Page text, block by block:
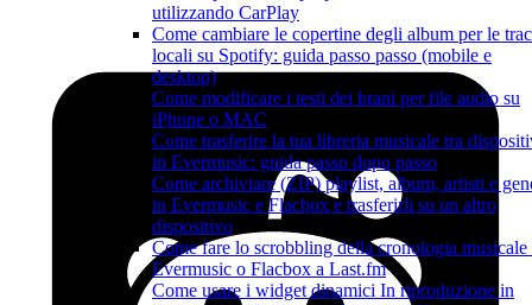
utilizzando CarPlay
Come cambiare le copertine degli album per le
locali su Spotify: guida passo passo (mobile e
desktop)
Come modificare i testi dei brani per file audio su
iPhone o MAC
Come trasferire la tua libreria musicale tra
in Evermusic: guida passo dopo passo
Come archiviare (ZIP) playlist, album, artisti e
in Evermusic e Flacbox e trasferirli su un altro
dispositivo
Come fare lo scrobbling della cronologia musicale
Evermusic o Flacbox a Last.fm
Come usare i widget dinamici In riproduzione in